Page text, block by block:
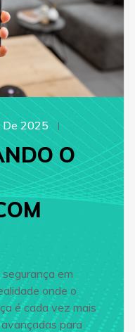
De 2025
O
em
onde o
é cada vez mais
para